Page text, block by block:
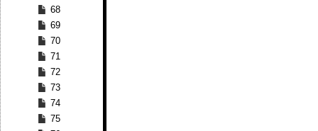
68
69
70
71
72
73
74
75